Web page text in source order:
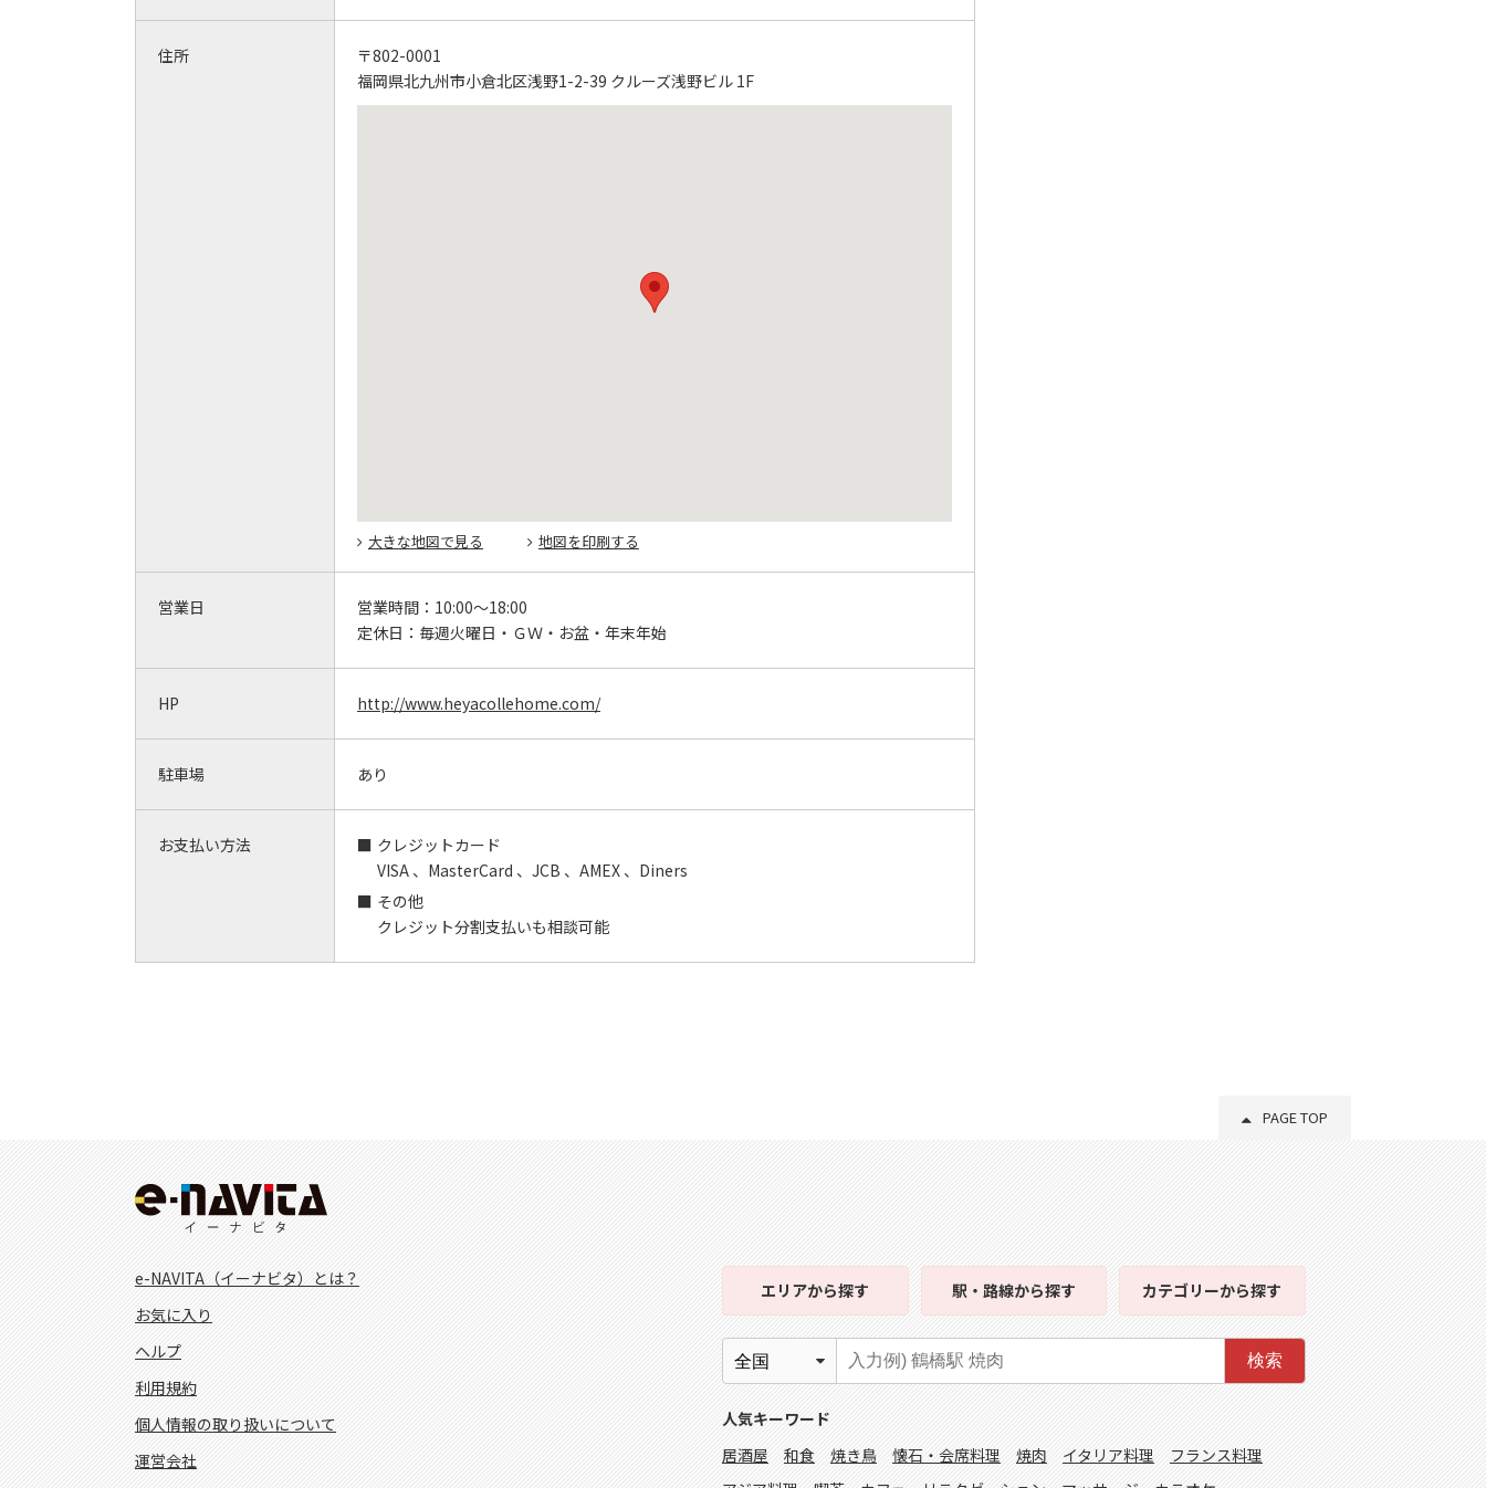
住所
〒802-0001
福岡県北九州市小倉北区浅野1-2-39 クルーズ浅野ビル 1F
大きな地図で見る 地図を印刷する
営業日 営業時間： 10:00～18:00
定休日： 毎週火曜日・ＧＷ・お盆・年末年始
HP http://www.heyacollehome.com/
駐車場 あり
お支払い方法
クレジットカード
VISA 、MasterCard 、JCB 、AMEX 、Diners
その他
クレジット分割支払いも相談可能
PAGE TOP
e-NAVITA（イーナビタ）とは？
お気に入り
ヘルプ
利用規約
個人情報の取り扱いについて
運営会社
エリアから探す 駅・路線から探す カテゴリーから探す
検索
人気キーワード
居酒屋
和食 焼き鳥 懐石・会席料理 焼肉 イタリア料理
フランス料理